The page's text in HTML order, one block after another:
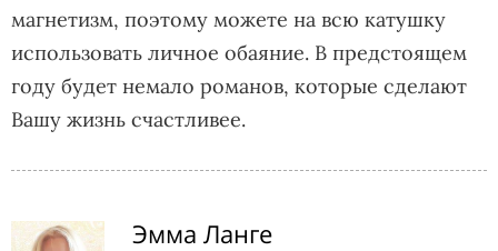
магнетизм, поэтому можете на всю катушку
использовать личное обаяние. В предстоящем
году будет немало романов, которые сделают
Вашу жизнь счастливее.
Эмма Ланге